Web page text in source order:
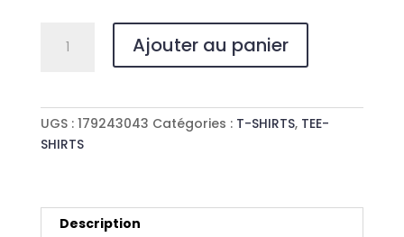
PALMA
Ajouter au panier
UGS : 179243043 Catégories : T-SHIRTS, TEE-
SHIRTS
Description